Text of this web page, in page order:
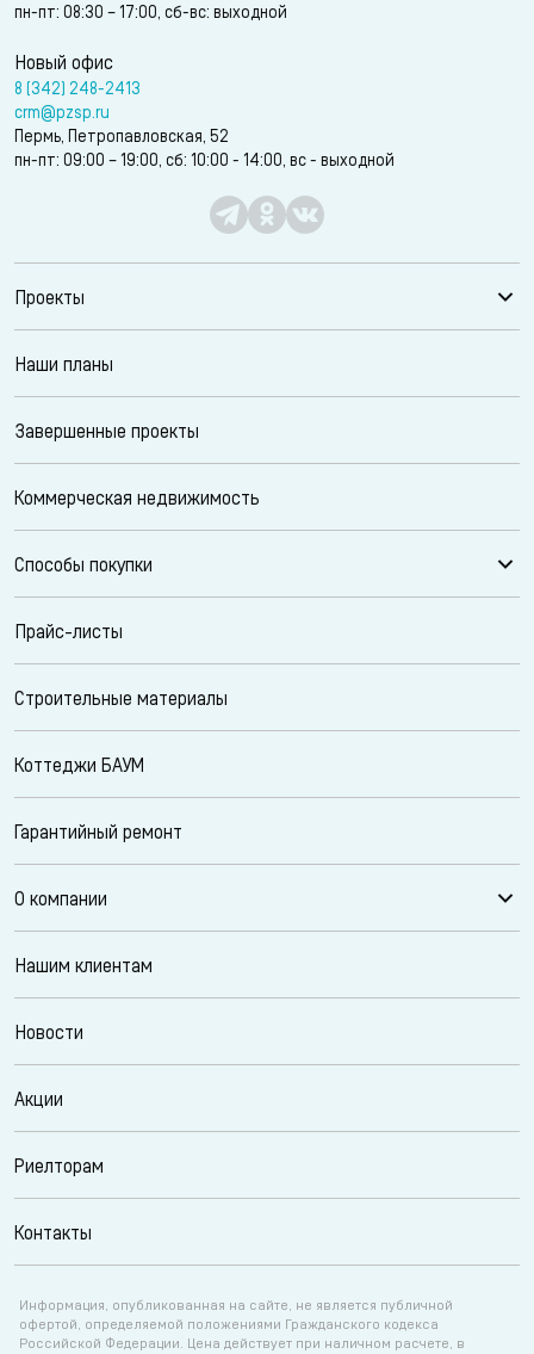
пн-пт: 08:30 – 17:00, сб-вс: выходной
Новый офис
8 (342) 248-2413
crm@pzsp.ru
Пермь, Петропавловская, 52
пн-пт: 09:00 – 19:00, сб: 10:00 - 14:00, вс - выходной
Проекты
Наши планы
Завершенные проекты
Коммерческая недвижимость
Способы покупки
Прайс-листы
Строительные материалы
Коттеджи БАУМ
Гарантийный ремонт
О компании
Нашим клиентам
Новости
Акции
Риелторам
Контакты
Информация, опубликованная на сайте, не является публичной
офертой, определяемой положениями Гражданского кодекса
Российской Федерации. Цена действует при наличном расчете, в